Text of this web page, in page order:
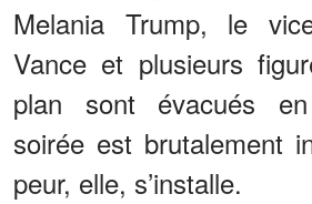
Melania Trump, le
Vance et plusieurs
plan sont évacués
soirée est brutalement
peur, elle, s’installe.